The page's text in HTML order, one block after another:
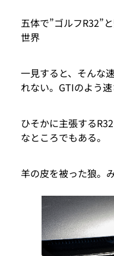
五体で”ゴルフR32”
世界
一見すると、そんな
れない。GTIのよう
ひそかに主張する
なところでもある。
羊の皮を被った狼。